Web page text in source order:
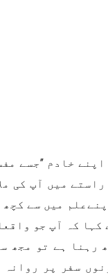
خادم ’’جسے
میں آپ کی
میں سے
کہ آپ جو
رہنا ہے تو مجھ
سفر پر روانہ